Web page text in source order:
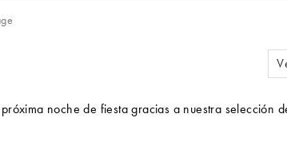
noche de fiesta gracias a nuestra selección